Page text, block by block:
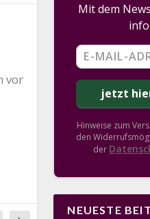
vor
Mit dem
Hinweise zum
den
der
NEUESTE